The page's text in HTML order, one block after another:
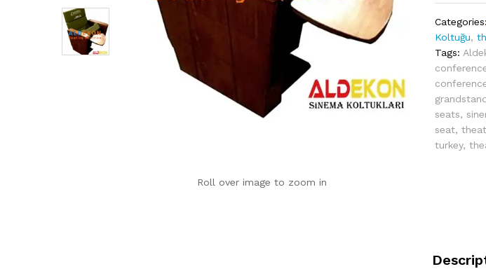
Roll over image to zoom in
Koltuğu,
Tags:
seats,
seat,
turkey,